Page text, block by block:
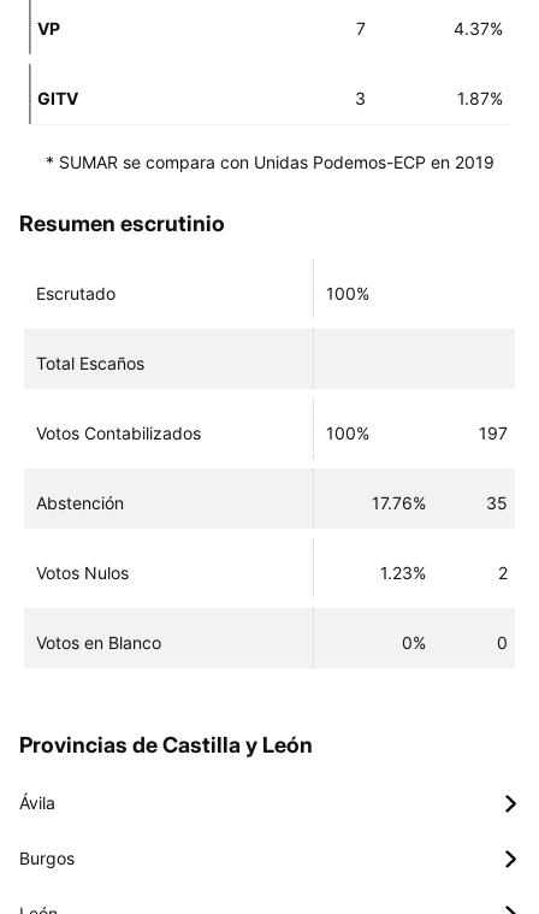
VP 7 4.37%
GITV 3 1.87%
* SUMAR se compara con Unidas Podemos-ECP en 2019
Resumen escrutinio
Escrutado 100%
Total Escaños
Votos Contabilizados 100% 197
Abstención 17.76% 35
Votos Nulos 1.23% 2
Votos en Blanco 0% 0
Provincias de Castilla y León
Ávila
Burgos